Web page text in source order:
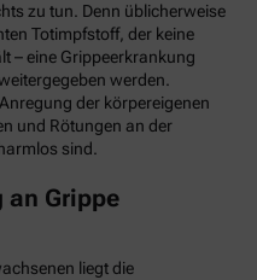
zu tun. Denn üblicherweise
Totimpfstoff, der keine
– eine Grippeerkrankung
werden.
der körpereigenen
und Rötungen an der
sind.
an Grippe
liegt die